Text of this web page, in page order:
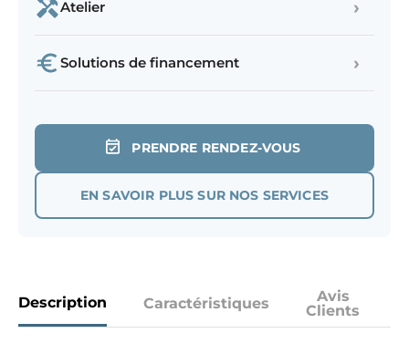
Atelier ›
Solutions de financement ›
PRENDRE RENDEZ-VOUS
EN SAVOIR PLUS SUR NOS SERVICES
Description Caractéristiques
Avis
Clients